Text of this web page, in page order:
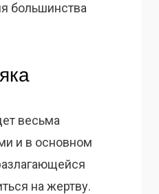
большинства
весьма
и в основном
на жертву.